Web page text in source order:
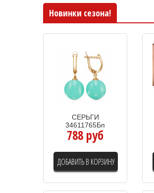
Новинки сезона!
СЕРЬГИ
34611765Бп
788 руб
ДОБАВИТЬ В КОРЗИНУ